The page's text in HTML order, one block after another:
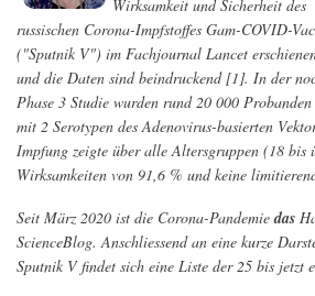
Wirksamkeit und Sicherheit des
russischen Corona-Impfstoffes Gam-COVID-Vac
("Sputnik V") im Fachjournal Lancet
und die Daten sind beindruckend [1]. In der
Phase 3 Studie wurden rund 20 000
mit 2 Serotypen des Adenovirus-basierten
Impfung zeigte über alle Altersgruppen (18 bis
Wirksamkeiten von 91,6 % und keine
Seit März 2020 ist die Corona-Pandemiedas
ScienceBlog. Anschliessend an eine kurze
Sputnik V findet sich eine Liste der 25 bis jetzt